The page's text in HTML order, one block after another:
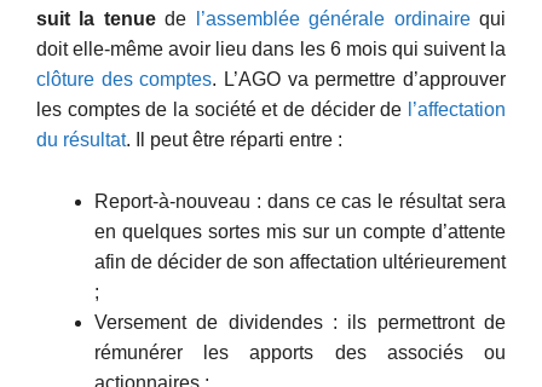
suit la tenuede l’assemblée générale ordinairequi
doit elle-même avoir lieu dans les 6 mois qui suivent la
clôture des comptes. L’AGO va permettre d’approuver
les comptes de la société et de décider de l’affectation
du résultat. Il peut être réparti entre :
Report-à-nouveau : dans ce cas le résultat sera
en quelques sortes mis sur un compte d’attente
afin de décider de son affectation ultérieurement
;
Versement de dividendes : ils permettront de
rémunérer les apports des associés ou
actionnaires ;